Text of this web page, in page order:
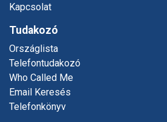
Kapcsolat
Tudakozó
Országlista
Telefontudakozó
Who Called Me
Email Keresés
Telefonkönyv